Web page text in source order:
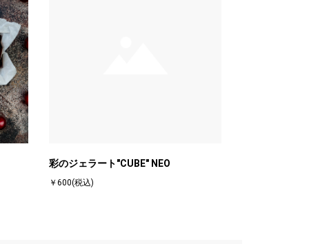
彩のジェラート"CUBE" NEO
￥600(税込)